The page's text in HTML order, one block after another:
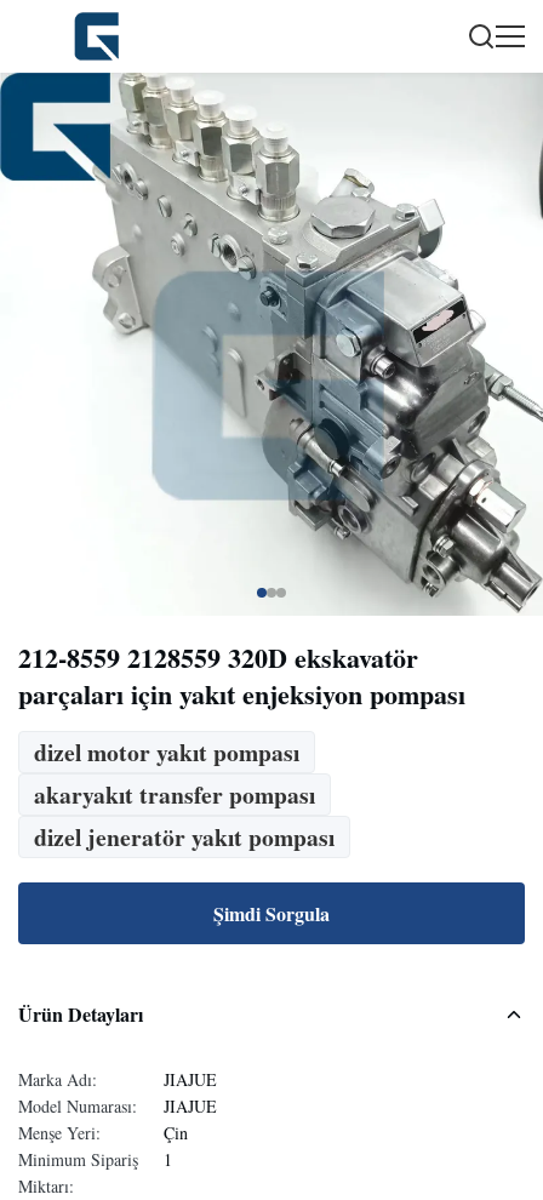
212-8559 2128559 320D ekskavatör
parçaları için yakıt enjeksiyon pompası
dizel motor yakıt pompası
akaryakıt transfer pompası
dizel jeneratör yakıt pompası
Şimdi Sorgula
Ürün Detayları
Marka Adı:
JIAJUE
Model Numarası:
JIAJUE
Menşe Yeri:
Çin
Minimum Sipariş
Miktarı:
1